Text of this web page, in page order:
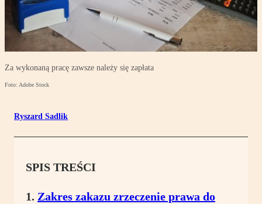
Za wykonaną pracę zawsze należy się zapłata
Foto: Adobe Stock
Ryszard Sadlik
SPIS TREŚCI
Zakres zakazu zrzeczenie prawa do